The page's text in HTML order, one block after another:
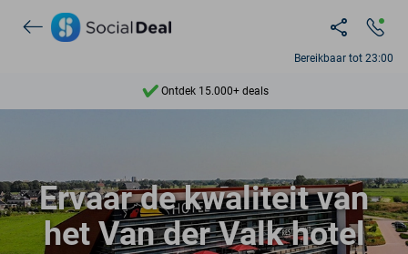
Bereikbaar tot 23:00
Ontdek 15.000+ deals
9,4
Ontdek 15.000+ deals
Ervaar de kwaliteit van
het Van der Valk hotel